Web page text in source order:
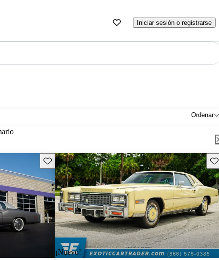
Iniciar sesión o registrarse
Ordenar
Guarda este Aviso
¡Nuevo!